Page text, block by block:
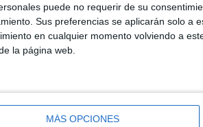
puede no requerir de su
Sus preferencias se aplicarán solo a
en cualquier momento volviendo a
la página web.
MÁS OPCIONES